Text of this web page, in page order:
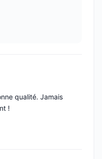
qualité. Jamais
!